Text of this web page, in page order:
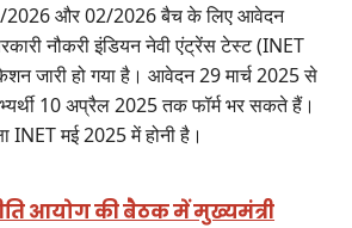
2026 और 02/2026 बैच के लिए आवेदन
नौकरी इंडियन नेवी एंट्रेंस टेस्ट (INET
जारी हो गया है। आवेदन 29 मार्च 2025 से
10 अप्रैल 2025 तक फॉर्म भर सकते हैं।
INET मई 2025 में होनी है।
आयोग की बैठक में मुख्यमंत्री